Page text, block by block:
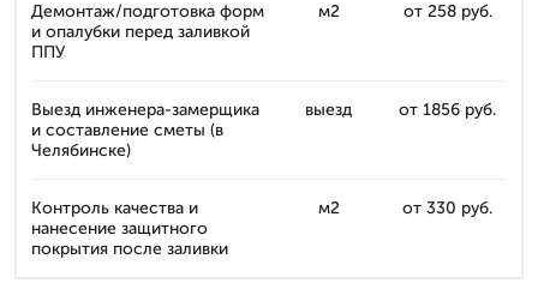
Демонтаж/подготовка форм
и опалубки перед заливкой
ППУ
м2 от 258 руб.
Выезд инженера-замерщика
и составление сметы (в
Челябинске)
выезд от 1856 руб.
Контроль качества и
нанесение защитного
покрытия после заливки
м2 от 330 руб.